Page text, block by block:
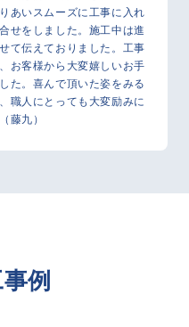
あいスムーズに工事に入れ
せをしました。施工中は進
て伝えておりました。工事
お客様から大変嬉しいお手
た。喜んで頂いた姿をみる
職人にとっても大変励みに
藤九）
例